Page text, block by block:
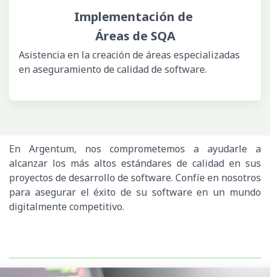
Implementación de
Áreas de SQA
Asistencia en la creación de áreas especializadas
en aseguramiento de calidad de software.
En Argentum, nos comprometemos a ayudarle a
alcanzar los más altos estándares de calidad en sus
proyectos de desarrollo de software. Confíe en nosotros
para asegurar el éxito de su software en un mundo
digitalmente competitivo.